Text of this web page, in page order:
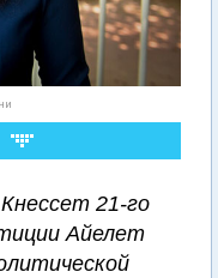
21-го
Айелет